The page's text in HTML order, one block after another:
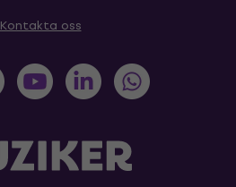
Kontakta oss